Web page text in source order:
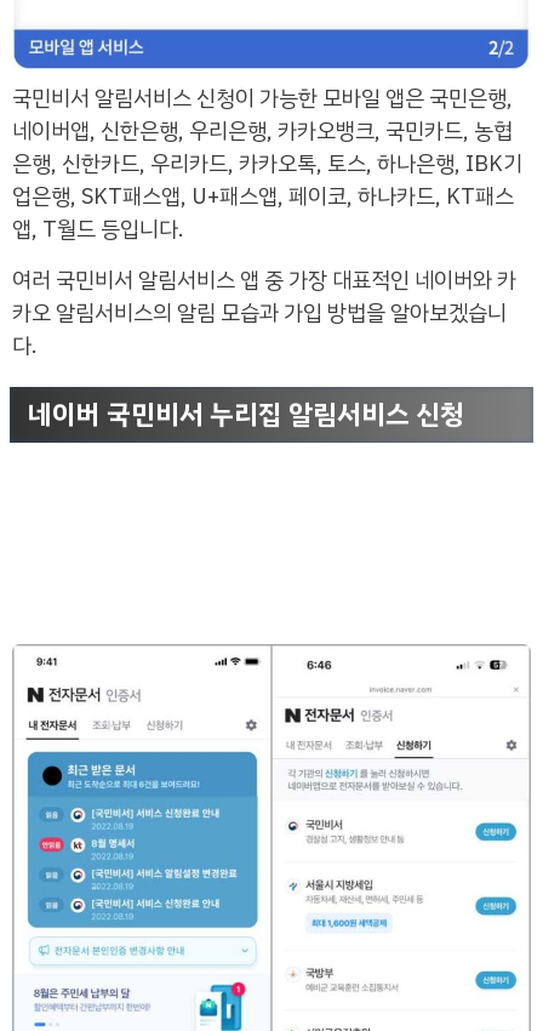
국민비서 알림서비스 신청이 가능한 모바일 앱은 국민은행,
네이버앱, 신한은행, 우리은행, 카카오뱅크, 국민카드, 농협
은행, 신한카드, 우리카드, 카카오톡, 토스, 하나은행, IBK기
업은행, SKT패스앱, U+패스앱, 페이코, 하나카드, KT패스
앱, T월드 등입니다.
여러 국민비서 알림서비스 앱 중 가장 대표적인 네이버와 카
카오 알림서비스의 알림 모습과 가입 방법을 알아보겠습니
다.
네이버 국민비서 누리집 알림서비스 신청